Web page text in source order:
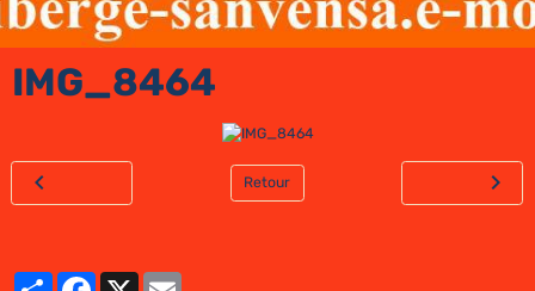
IMG_8464
Retour
PartagerFacebook
X